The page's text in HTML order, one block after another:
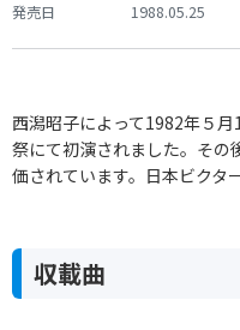
発売日
1988.05.25
西潟昭子によって1982年５
祭にて初演されました。その
価されています。日本ビクタ
収載曲